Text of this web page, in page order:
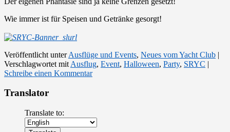
Wie immer ist für Speisen und Getränke gesorgt!
Veröffentlicht unter Ausflüge und Events, Neues vom Yacht Club |
Verschlagwortet mit Ausflug, Event, Halloween, Party, SRYC |
Schreibe einen Kommentar
Translator
Translate to: